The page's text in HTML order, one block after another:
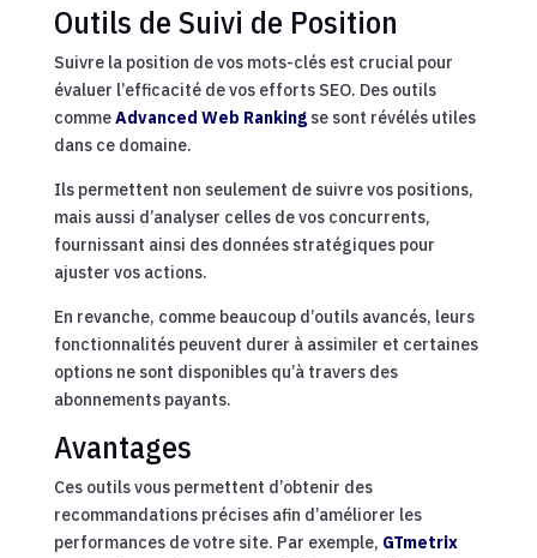
Outils de Suivi de Position
Suivre la position de vos mots-clés est crucial pour
évaluer l’efficacité de vos efforts SEO. Des outils
commeAdvanced Web Rankingse sont révélés utiles
dans ce domaine.
Ils permettent non seulement de suivre vos positions,
mais aussi d’analyser celles de vos concurrents,
fournissant ainsi des données stratégiques pour
ajuster vos actions.
En revanche, comme beaucoup d’outils avancés, leurs
fonctionnalités peuvent durer à assimiler et certaines
options ne sont disponibles qu’à travers des
abonnements payants.
Avantages
Ces outils vous permettent d’obtenir des
recommandations précises afin d’améliorer les
performances de votre site. Par exemple, GTmetrix